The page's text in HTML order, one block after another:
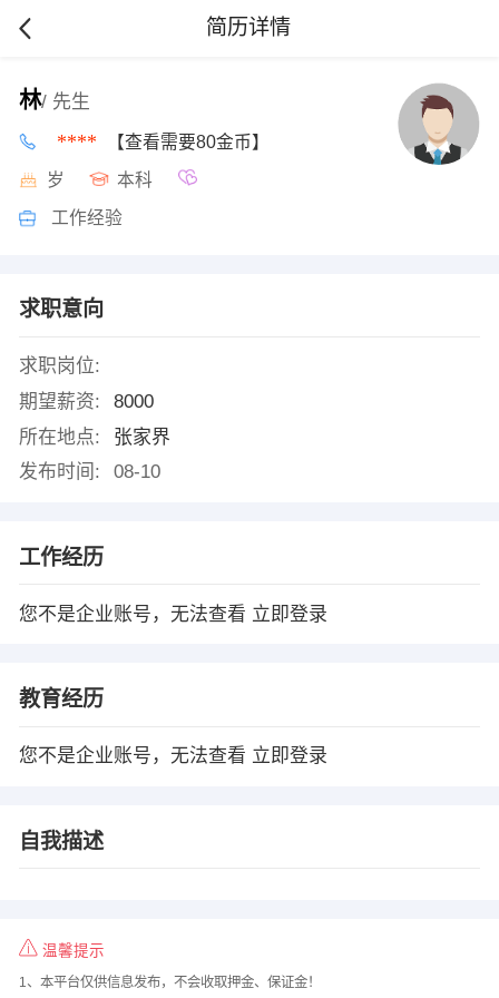
简历详情
林/ 先生
**** 【查看需要80金币】
岁 本科
工作经验
求职意向
求职岗位:
期望薪资:
8000
所在地点:
张家界
发布时间:
08-10
工作经历
您不是企业账号，无法查看 立即登录
教育经历
您不是企业账号，无法查看 立即登录
自我描述
温馨提示
1、本平台仅供信息发布，不会收取押金、保证金！